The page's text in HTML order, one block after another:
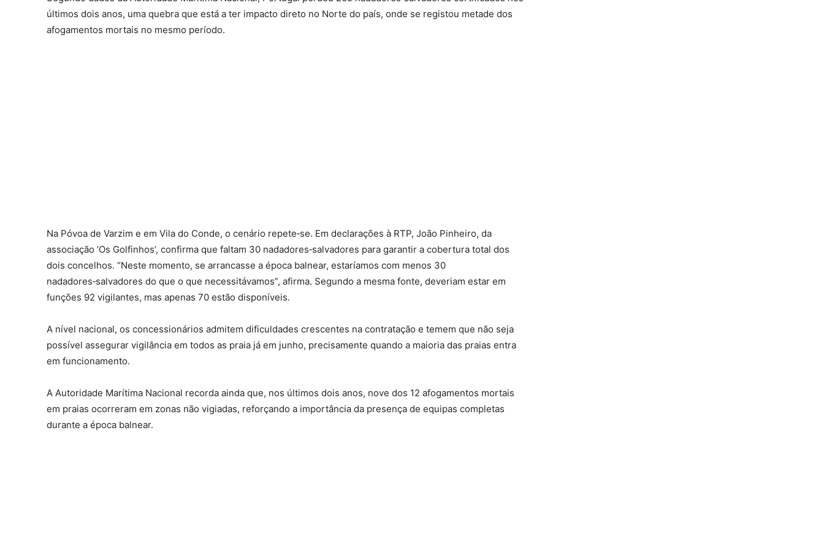
últimos dois anos, uma quebra que está a ter impacto direto no Norte do país, onde se registou metade dos
afogamentos mortais no mesmo período.
Na Póvoa de Varzim e em Vila do Conde, o cenário repete‑se. Em declarações à RTP, João Pinheiro, da
associação ‘Os Golfinhos’, confirma que faltam 30 nadadores‑salvadores para garantir a cobertura total dos
dois concelhos. “Neste momento, se arrancasse a época balnear, estaríamos com menos 30
nadadores‑salvadores do que o que necessitávamos”, afirma. Segundo a mesma fonte, deveriam estar em
funções 92 vigilantes, mas apenas 70 estão disponíveis.
A nível nacional, os concessionários admitem dificuldades crescentes na contratação e temem que não seja
possível assegurar vigilância em todos as praia já em junho, precisamente quando a maioria das praias entra
em funcionamento.
A Autoridade Marítima Nacional recorda ainda que, nos últimos dois anos, nove dos 12 afogamentos mortais
em praias ocorreram em zonas não vigiadas, reforçando a importância da presença de equipas completas
durante a época balnear.